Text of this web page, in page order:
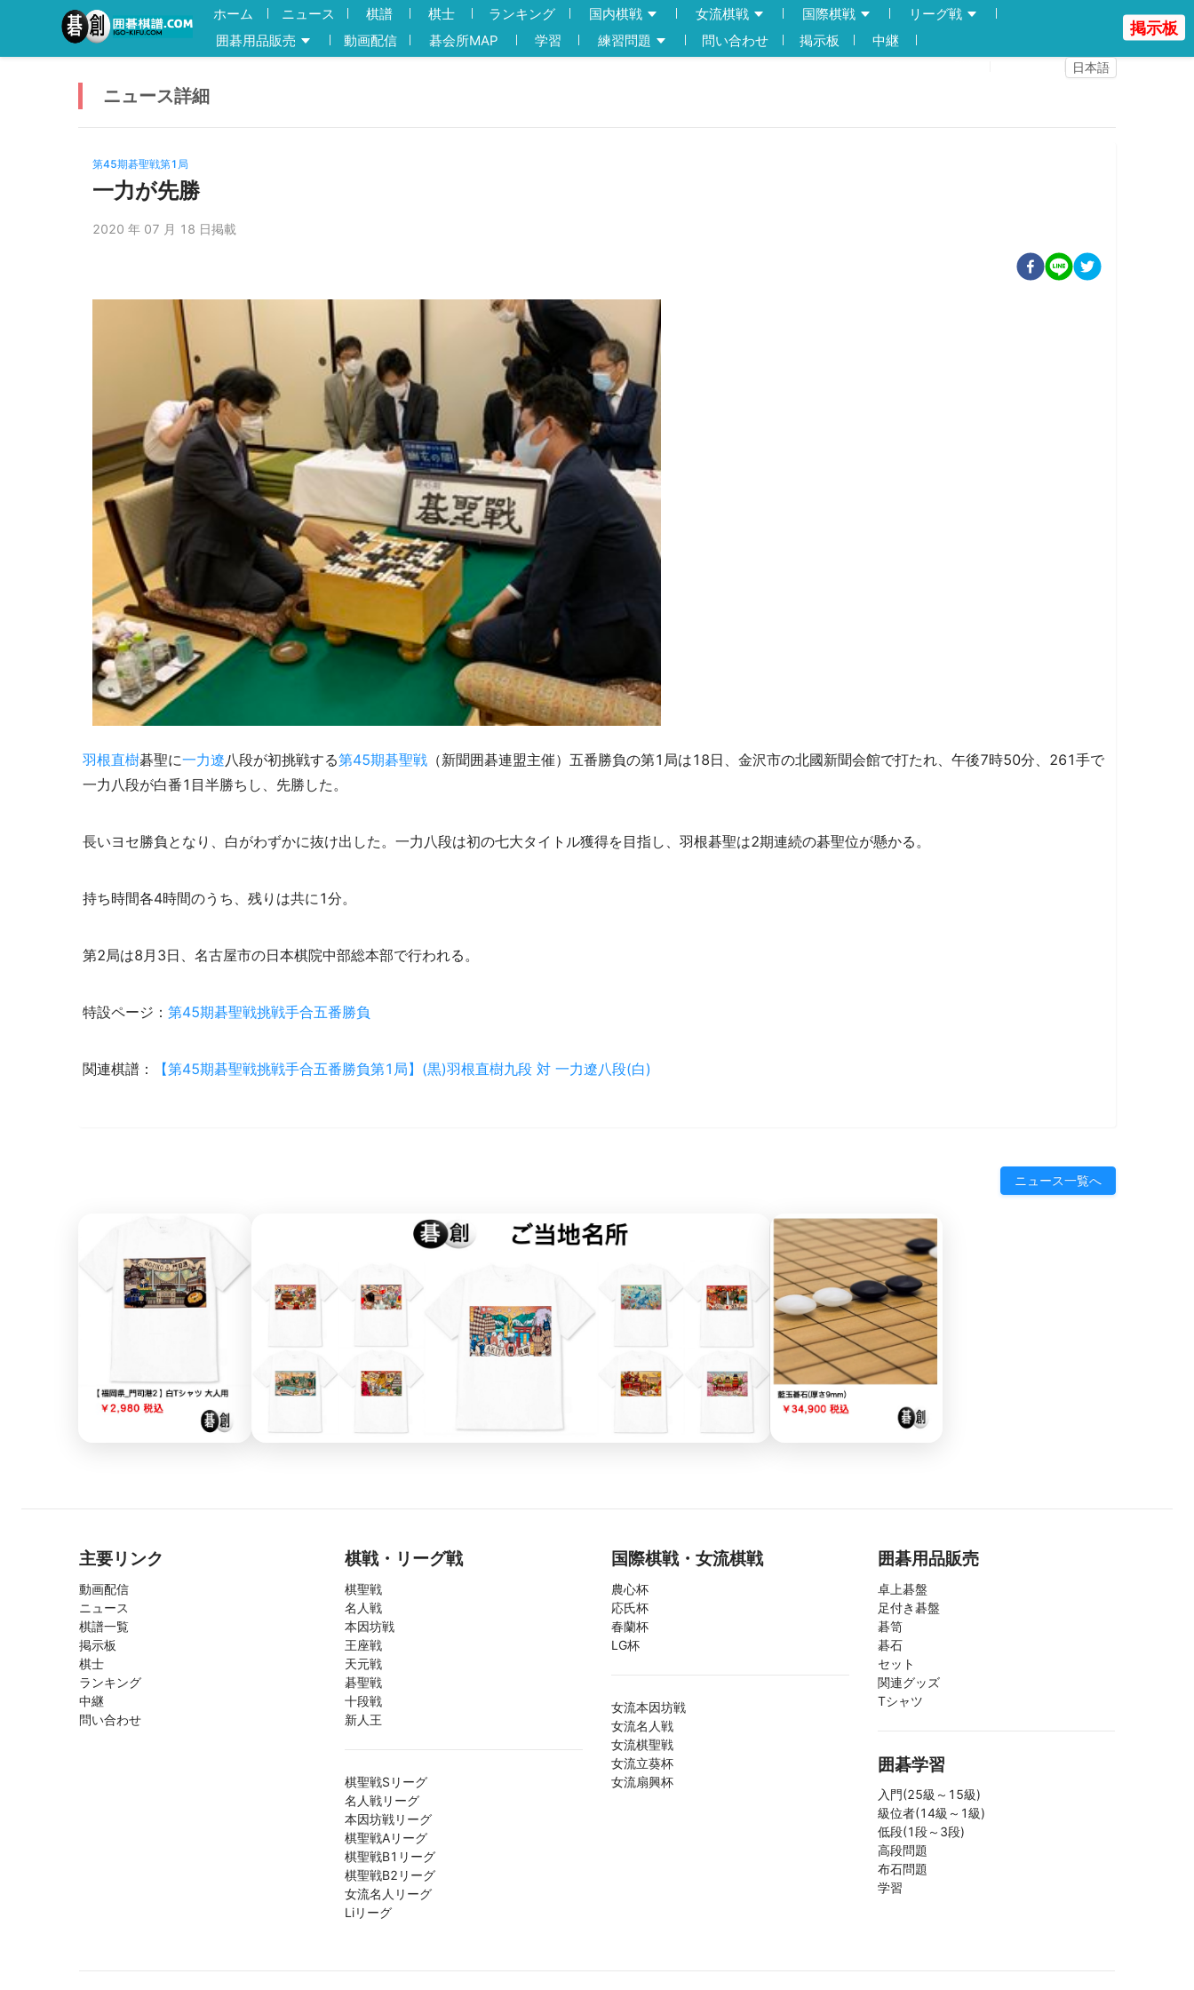
ホーム ニュース 棋譜 棋士 ランキング 国内棋戦 女流棋戦 国際棋戦
リーグ戦
囲碁用品販売
動画配信 碁会所MAP 学習 練習問題 問い合わせ 掲示板
中継
日本語
掲示板
ニュース詳細
第45期碁聖戦第1局
一力が先勝
2020 年 07 月 18 日掲載
羽根直樹碁聖に一力遼八段が初挑戦する第45期碁聖戦（新聞囲碁連盟主催）五番勝負の第1局は18日、金沢市の北國新聞会館で打たれ、午後7時50分、261手で
一力八段が白番1目半勝ちし、先勝した。
長いヨセ勝負となり、白がわずかに抜け出した。一力八段は初の七大タイトル獲得を目指し、羽根碁聖は2期連続の碁聖位が懸かる。
持ち時間各4時間のうち、残りは共に1分。
第2局は8月3日、名古屋市の日本棋院中部総本部で行われる。
特設ページ： 第45期碁聖戦挑戦手合五番勝負
関連棋譜： 【第45期碁聖戦挑戦手合五番勝負第1局】(黒)羽根直樹九段 対 一力遼八段(白)
ニュース一覧へ
主要リンク
動画配信
ニュース
棋譜一覧
掲示板
棋士
ランキング
中継
問い合わせ
棋戦・リーグ戦
棋聖戦
名人戦
本因坊戦
王座戦
天元戦
碁聖戦
十段戦
新人王
棋聖戦Sリーグ
名人戦リーグ
本因坊戦リーグ
棋聖戦Aリーグ
棋聖戦B1リーグ
棋聖戦B2リーグ
女流名人リーグ
Liリーグ
国際棋戦・女流棋戦
農心杯
応氏杯
春蘭杯
LG杯
女流本因坊戦
女流名人戦
女流棋聖戦
女流立葵杯
女流扇興杯
囲碁用品販売
卓上碁盤
足付き碁盤
碁笥
碁石
セット
関連グッズ
Tシャツ
囲碁学習
入門(25級～15級)
級位者(14級～1級)
低段(1段～3段)
高段問題
布石問題
学習